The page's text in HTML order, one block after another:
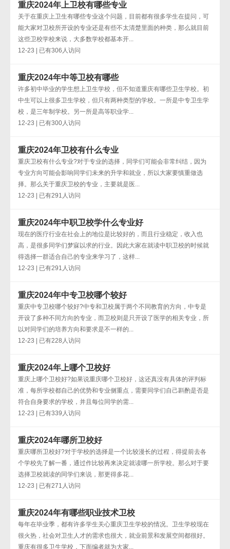
重庆2024年上卫校有哪些专业
关于在重庆上卫生有哪些专业这个问题，目前都有很多学生在提问，可
能大家对卫校所开设的专业还是有些不太清楚里面的种类，那么就目前
这些卫校学校来说，大多数学校都基本开...
12-23 | 已有306人访问
重庆2024年中等卫校有哪些
许多初中毕业的学生想上卫生学校，但不知道重庆有哪些卫生学校。初
中生可以上很多卫生学校，但只有两种类型的学校。一所是中专卫生学
校，是三年制学校。另一所是高等职业学...
12-23 | 已有300人访问
重庆2024年卫校有什么专业
重庆卫校有什么专业?对于专业的选择，同学们可能会非常纠结，因为
专业方向可能会影响同学们未来的升学和就业，所以大家要慎重做选
择。那么关于重庆卫校的专业，主要就是医...
12-23 | 已有291人访问
重庆2024年中职卫校学什么专业好
现在的医疗行业在社会上的地位是比较好的，而且行业稳定，收入也
高，是很多同学们梦寐以求的行业。因此大家在就读中职卫校的时候就
得选择一群适合自己的专业来学习了，这样...
12-23 | 已有291人访问
重庆2024年中专卫校哪个较好
重庆中专卫校哪个较好?中专和卫校属于两个不同教育的方向，中专是
开设了多种不同方向的专业，而卫校则是只开设了医学的相关专业，所
以对同学们的培养方向和要求是不一样的...
12-23 | 已有228人访问
重庆2024年上哪个卫校好
重庆上哪个卫校好?如果说重庆哪个卫校好，这还真没有具体的评判标
准，每所学校都自己的优势和专业侧重点，需要同学们自己斟酌是否是
符合自身要求的学校，并且每位同学的需...
12-23 | 已有339人访问
重庆2024年哪所卫校好
重庆哪所卫校好?对于学校的选择是一个比较漫长的过程，得提前去各
个学校先了解一番，通过作比较再来决定就读哪一所学校。那么对于要
选择卫校就读的同学们来说，那更得多花...
12-23 | 已有271人访问
重庆2024年有哪些职业技术卫校
每年在毕业季，都有许多学生关心重庆卫生学校的情况。卫生学校现在
很火热，社会对卫生人才的需求也很大，就业前景和发展空间都很好。
重庆有很多卫生学校，下面编者就为大家...